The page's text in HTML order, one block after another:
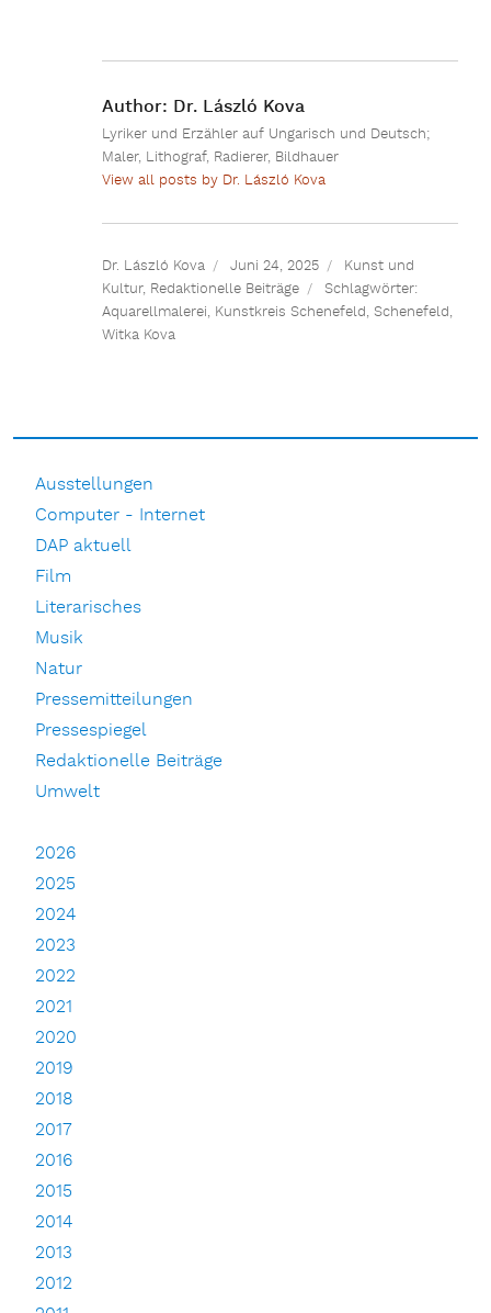
Author: Dr. László Kova
Lyriker und Erzähler auf Ungarisch und Deutsch;
Maler, Lithograf, Radierer, Bildhauer
View all posts by Dr. László Kova
Dr. László Kova Juni 24, 2025
Kunst und
Kultur, Redaktionelle Beiträge
Schlagwörter:
Aquarellmalerei, Kunstkreis Schenefeld, Schenefeld,
Witka Kova
Ausstellungen
Computer - Internet
DAP aktuell
Film
Literarisches
Musik
Natur
Pressemitteilungen
Pressespiegel
Redaktionelle Beiträge
Umwelt
2026
2025
2024
2023
2022
2021
2020
2019
2018
2017
2016
2015
2014
2013
2012